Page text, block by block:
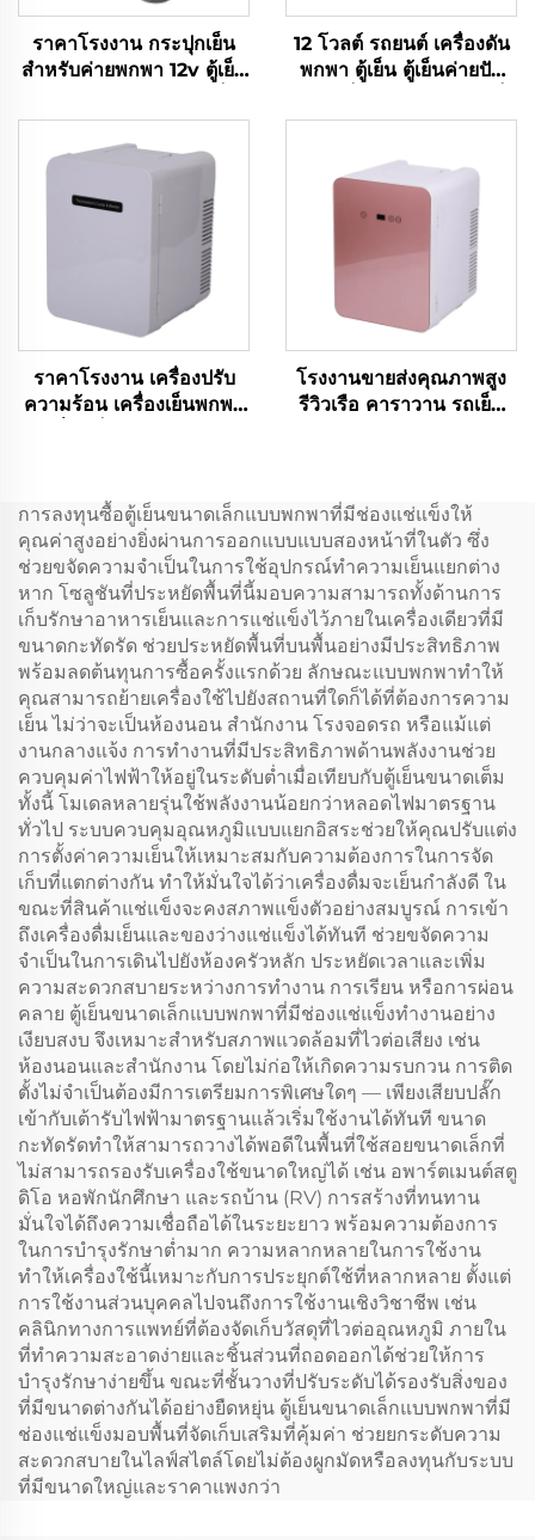
ราคาโรงงาน กระปุกเย็น
สําหรับค่ายพกพา 12v ตู้เย็น
รถ 30L
12 โวลต์ รถยนต์ เครื่องดัน
พกพา ตู้เย็น ตู้เย็นค่ายปัก
ราคาโรงงาน เครื่องปรับ
ความร้อน เครื่องเย็นพกพา
โรงงานขายส่งคุณภาพสูง
รีวิวเรือ คาราวาน รถเย็น
การลงทุนซื้อตู้เย็นขนาดเล็กแบบพกพาที่มีช่องแช่แข็งให้
คุณค่าสูงอย่างยิ่งผ่านการออกแบบแบบสองหน้าที่ในตัว ซึ่ง
ช่วยขจัดความจำเป็นในการใช้อุปกรณ์ทำความเย็นแยกต่าง
หาก โซลูชันที่ประหยัดพื้นที่นี้มอบความสามารถทั้งด้านการ
เก็บรักษาอาหารเย็นและการแช่แข็งไว้ภายในเครื่องเดียวที่มี
ขนาดกะทัดรัด ช่วยประหยัดพื้นที่บนพื้นอย่างมีประสิทธิภาพ
พร้อมลดต้นทุนการซื้อครั้งแรกด้วย ลักษณะแบบพกพาทำให้
คุณสามารถย้ายเครื่องใช้ไปยังสถานที่ใดก็ได้ที่ต้องการความ
เย็น ไม่ว่าจะเป็นห้องนอน สำนักงาน โรงจอดรถ หรือแม้แต่
งานกลางแจ้ง การทำงานที่มีประสิทธิภาพด้านพลังงานช่วย
ควบคุมค่าไฟฟ้าให้อยู่ในระดับต่ำเมื่อเทียบกับตู้เย็นขนาดเต็ม
ทั้งนี้ โมเดลหลายรุ่นใช้พลังงานน้อยกว่าหลอดไฟมาตรฐาน
ทั่วไป ระบบควบคุมอุณหภูมิแบบแยกอิสระช่วยให้คุณปรับแต่ง
การตั้งค่าความเย็นให้เหมาะสมกับความต้องการในการจัด
เก็บที่แตกต่างกัน ทำให้มั่นใจได้ว่าเครื่องดื่มจะเย็นกำลังดี ใน
ขณะที่สินค้าแช่แข็งจะคงสภาพแข็งตัวอย่างสมบูรณ์ การเข้า
ถึงเครื่องดื่มเย็นและของว่างแช่แข็งได้ทันที ช่วยขจัดความ
จำเป็นในการเดินไปยังห้องครัวหลัก ประหยัดเวลาและเพิ่ม
ความสะดวกสบายระหว่างการทำงาน การเรียน หรือการผ่อน
คลาย ตู้เย็นขนาดเล็กแบบพกพาที่มีช่องแช่แข็งทำงานอย่าง
เงียบสงบ จึงเหมาะสำหรับสภาพแวดล้อมที่ไวต่อเสียง เช่น
ห้องนอนและสำนักงาน โดยไม่ก่อให้เกิดความรบกวน การติด
ตั้งไม่จำเป็นต้องมีการเตรียมการพิเศษใดๆ — เพียงเสียบปลั๊ก
เข้ากับเต้ารับไฟฟ้ามาตรฐานแล้วเริ่มใช้งานได้ทันที ขนาด
กะทัดรัดทำให้สามารถวางได้พอดีในพื้นที่ใช้สอยขนาดเล็กที่
ไม่สามารถรองรับเครื่องใช้ขนาดใหญ่ได้ เช่น อพาร์ตเมนต์สตู
ดิโอ หอพักนักศึกษา และรถบ้าน (RV) การสร้างที่ทนทาน
มั่นใจได้ถึงความเชื่อถือได้ในระยะยาว พร้อมความต้องการ
ในการบำรุงรักษาต่ำมาก ความหลากหลายในการใช้งาน
ทำให้เครื่องใช้นี้เหมาะกับการประยุกต์ใช้ที่หลากหลาย ตั้งแต่
การใช้งานส่วนบุคคลไปจนถึงการใช้งานเชิงวิชาชีพ เช่น
คลินิกทางการแพทย์ที่ต้องจัดเก็บวัสดุที่ไวต่ออุณหภูมิ ภายใน
ที่ทำความสะอาดง่ายและชิ้นส่วนที่ถอดออกได้ช่วยให้การ
บำรุงรักษาง่ายขึ้น ขณะที่ชั้นวางที่ปรับระดับได้รองรับสิ่งของ
ที่มีขนาดต่างกันได้อย่างยืดหยุ่น ตู้เย็นขนาดเล็กแบบพกพาที่มี
ช่องแช่แข็งมอบพื้นที่จัดเก็บเสริมที่คุ้มค่า ช่วยยกระดับความ
สะดวกสบายในไลฟ์สไตล์โดยไม่ต้องผูกมัดหรือลงทุนกับระบบ
ที่มีขนาดใหญ่และราคาแพงกว่า